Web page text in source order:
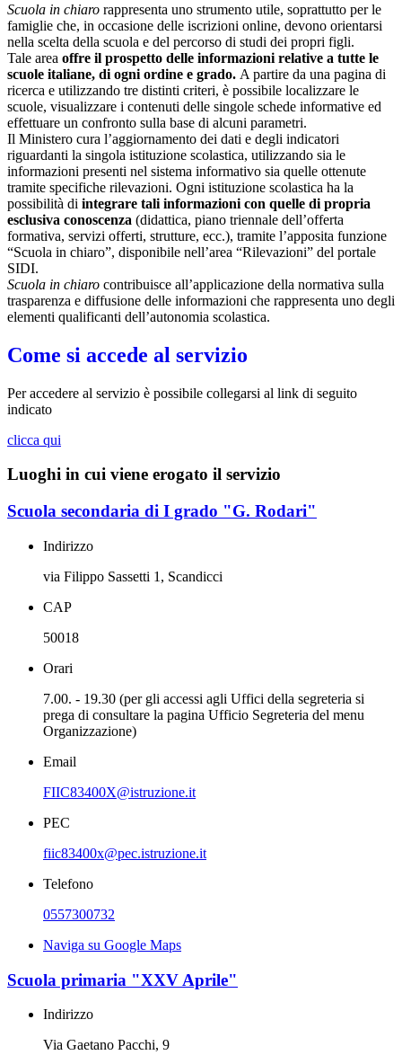
Scuola in chiaro rappresenta uno strumento utile, soprattutto per le
famiglie che, in occasione delle iscrizioni online, devono orientarsi
nella scelta della scuola e del percorso di studi dei propri figli.
Tale area offre il prospetto delle informazioni relative a tutte le
scuole italiane, di ogni ordine e grado. A partire da una pagina di
ricerca e utilizzando tre distinti criteri, è possibile localizzare le
scuole, visualizzare i contenuti delle singole schede informative ed
effettuare un confronto sulla base di alcuni parametri.
Il Ministero cura l’aggiornamento dei dati e degli indicatori
riguardanti la singola istituzione scolastica, utilizzando sia le
informazioni presenti nel sistema informativo sia quelle ottenute
tramite specifiche rilevazioni. Ogni istituzione scolastica ha la
possibilità di integrare tali informazioni con quelle di propria
esclusiva conoscenza (didattica, piano triennale dell’offerta
formativa, servizi offerti, strutture, ecc.), tramite l’apposita funzione
“Scuola in chiaro”, disponibile nell’area “Rilevazioni” del portale
SIDI.
Scuola in chiaro contribuisce all’applicazione della normativa sulla
trasparenza e diffusione delle informazioni che rappresenta uno degli
elementi qualificanti dell’autonomia scolastica.
Come si accede al servizio
Per accedere al servizio è possibile collegarsi al link di seguito
indicato
clicca qui
Luoghi in cui viene erogato il servizio
Scuola secondaria di I grado "G. Rodari"
Indirizzo
via Filippo Sassetti 1, Scandicci
CAP
50018
Orari
7.00. - 19.30 (per gli accessi agli Uffici della segreteria si
prega di consultare la pagina Ufficio Segreteria del menu
Organizzazione)
Email
FIIC83400X@istruzione.it
PEC
fiic83400x@pec.istruzione.it
Telefono
0557300732
Naviga su Google Maps
Scuola primaria "XXV Aprile"
Indirizzo
Via Gaetano Pacchi, 9